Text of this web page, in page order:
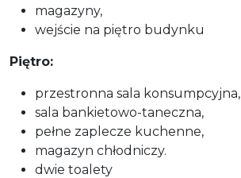
magazyny,
wejście na piętro budynku
Piętro:
przestronna sala konsumpcyjna,
sala bankietowo-taneczna,
pełne zaplecze kuchenne,
magazyn chłodniczy.
dwie toalety